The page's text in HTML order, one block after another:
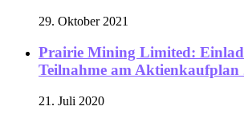
29. Oktober 2021
Prairie Mining Limited:
Teilnahme am Aktienkaufplan
21. Juli 2020